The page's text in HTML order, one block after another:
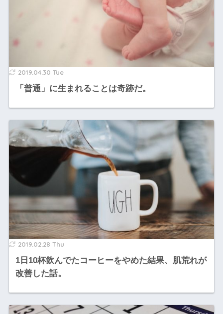
2019.04.30 Tue
「普通」に生まれることは奇跡だ。
2019.02.28 Thu
1日10杯飲んでたコーヒーをやめた結果、肌荒れが
改善した話。